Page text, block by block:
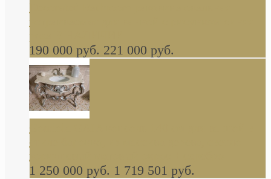
Decorated Bathroom раковина овальная
встраиваемая для ванной с рисунком синяя
роза В НАЛИЧИИ
190 000 руб. 221 000 руб.
стиле барокко, из массива дерева, светло
коричневый матовый окрас + серебро
1 250 000 руб. 1 719 501 руб.